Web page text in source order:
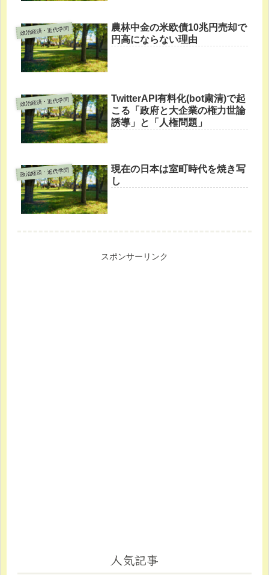
政治経済・近代学問
農林中金の米欧債10兆円売却で
円高にならない理由
政治経済・近代学問
TwitterAPI有料化(bot粛清)で起
こる「政府と大企業の権力世論
誘導」と「人権問題」
政治経済・近代学問
現在の日本は室町時代を焼き写
し
スポンサーリンク
人気記事